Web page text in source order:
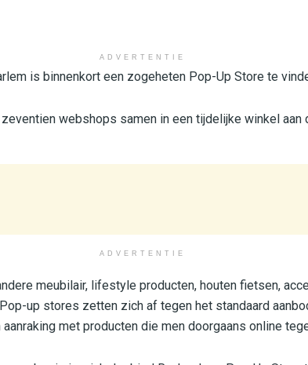
ADVERTENTIE
is binnenkort een zogeheten Pop-Up Store te
webshops samen in een tijdelijke winkel aan
ADVERTENTIE
meubilair, lifestyle producten, houten fietsen,
up stores zetten zich af tegen het standaard
met producten die men doorgaans online